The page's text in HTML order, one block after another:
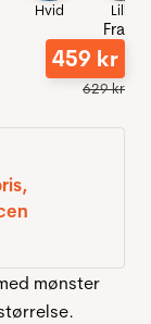
Hvid Lilla
Fra
459 kr
629kr
mønster